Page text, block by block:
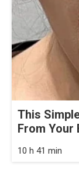
This
From Your
10 h 41 min